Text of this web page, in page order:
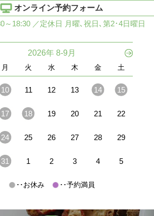
オンライン予約フォーム
～18:30 ／定休日 月曜､祝日､第2･4日曜日
2026年 8-9月
月 火 水 木 金 土
10 11 12 13 14 15
17 18 19 20 21 22
24 25 26 27 28 29
31 1 2 3 4 5
･･お休み ･･予約満員